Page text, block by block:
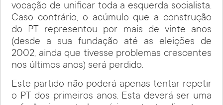
vocação de unificar toda a esquerda socialista.
Caso contrário, o acúmulo que a construção
do PT representou por mais de vinte anos
(desde a sua fundação até as eleições de
2002, ainda que tivesse problemas crescentes
nos últimos anos) será perdido.
Este partido não poderá apenas tentar repetir
o PT dos primeiros anos. Esta deverá ser uma